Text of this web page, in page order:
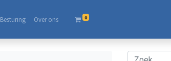
Besturing Over ons​ 0